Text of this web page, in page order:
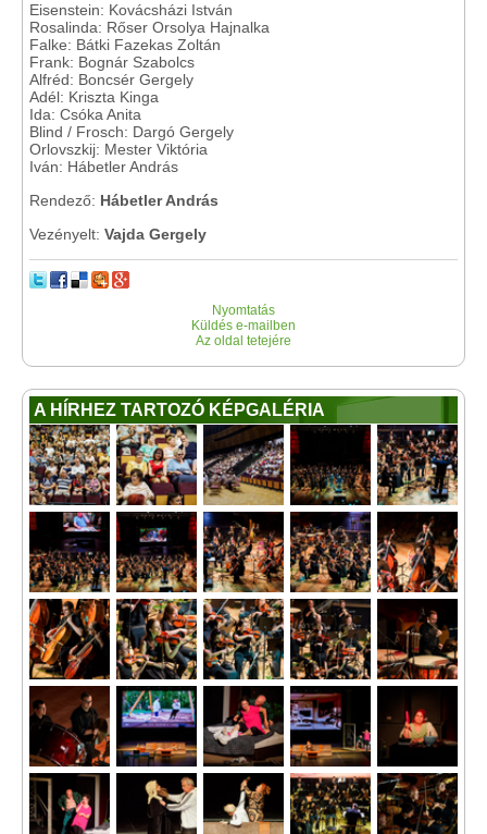
Eisenstein: Kovácsházi István
Rosalinda: Rőser Orsolya Hajnalka
Falke: Bátki Fazekas Zoltán
Frank: Bognár Szabolcs
Alfréd: Boncsér Gergely
Adél: Kriszta Kinga
Ida: Csóka Anita
Blind / Frosch: Dargó Gergely
Orlovszkij: Mester Viktória
Iván: Hábetler András
Rendező: Hábetler András
Vezényelt: Vajda Gergely
Nyomtatás
Küldés e-mailben
Az oldal tetejére
A HÍRHEZ TARTOZÓ KÉPGALÉRIA